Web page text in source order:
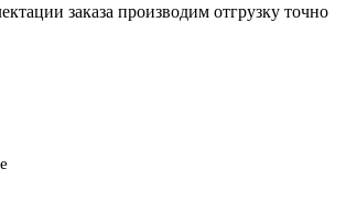
заказа производим отгрузку точно